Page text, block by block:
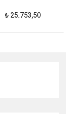
₺ 25.753,50